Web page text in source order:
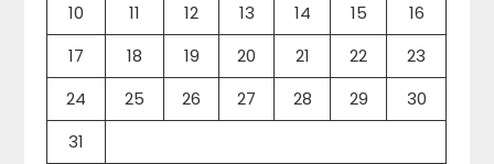
10
11 12 13 14 15
16
17
18 19 20 21 22
23
24
25 26 27 28 29
30
31